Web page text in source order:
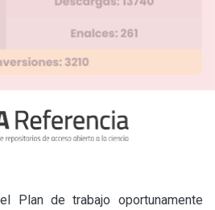
Plan de trabajo oportunamente